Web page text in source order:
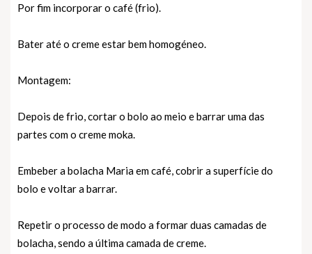
Por fim incorporar o café (frio).
Bater até o creme estar bem homogéneo.
Montagem:
Depois de frio, cortar o bolo ao meio e barrar uma das
partes com o creme moka.
Embeber a bolacha Maria em café, cobrir a superfície do
bolo e voltar a barrar.
Repetir o processo de modo a formar duas camadas de
bolacha, sendo a última camada de creme.